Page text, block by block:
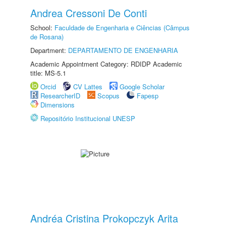
Andrea Cressoni De Conti
School: Faculdade de Engenharia e Ciências (Câmpus
de Rosana)
Department: DEPARTAMENTO DE ENGENHARIA
Academic Appointment Category: RDIDP Academic
title: MS-5.1
Orcid
CV Lattes
Google Scholar
ResearcherID
Scopus
Fapesp
Dimensions
Repositório Institucional UNESP
Andréa Cristina Prokopczyk Arita